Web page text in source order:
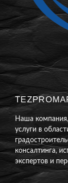
Наша компания,
услуги в
консалтинга,
экспертов и